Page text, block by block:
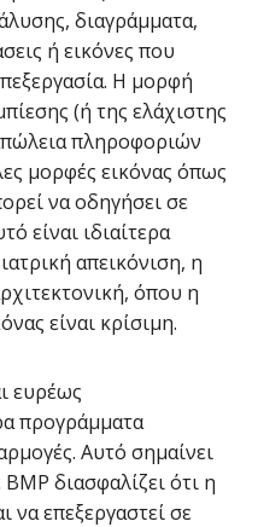
διαγράμματα,
ή εικόνες που
Η μορφή
(ή της ελάχιστης
πληροφοριών
μορφές εικόνας όπως
να οδηγήσει σε
είναι ιδιαίτερα
απεικόνιση, η
όπου η
είναι κρίσιμη.
ευρέως
προγράμματα
Αυτό σημαίνει
διασφαλίζει ότι η
να επεξεργαστεί σε